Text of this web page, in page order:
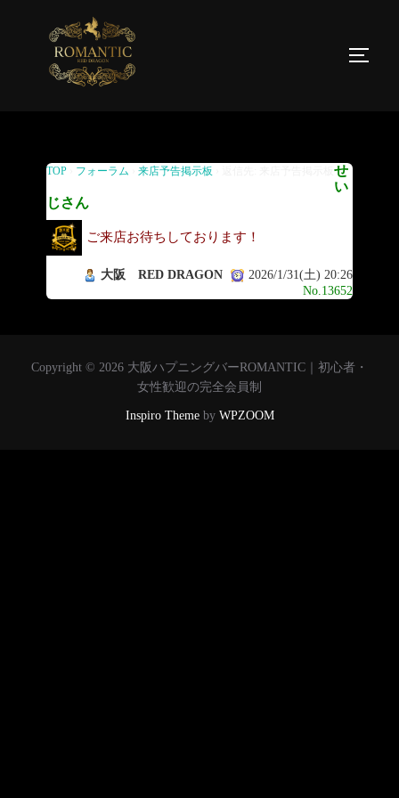
返信先: 来店予告掲示板
TOP フォーラム 来店予告掲示板 返信先: 来店予告掲示板せ
い
じさん
ご来店お待ちしております！
大阪 RED DRAGON
2026/1/31(土) 20:26
No.13652
Copyright © 2026 大阪ハプニングバーROMANTIC｜初心者・
女性歓迎の完全会員制
Inspiro Themeby WPZOOM